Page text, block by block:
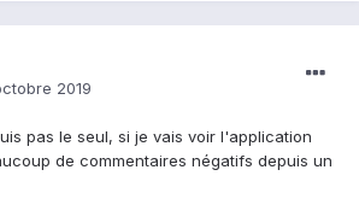
2019
pas le seul, si je vais voir l'application
de commentaires négatifs depuis un